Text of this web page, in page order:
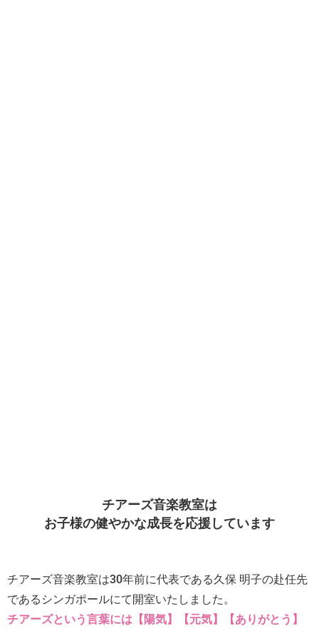
チアーズ音楽教室は
お子様の健やかな成長を応援しています
チアーズ音楽教室は30年前に代表である久保 明子の赴任先
であるシンガポールにて開室いたしました。
チアーズという言葉には【陽気】【元気】【ありがとう】